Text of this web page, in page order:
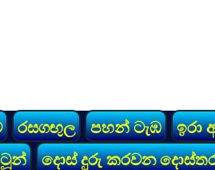
රසගඟුල පහන් ටැඹ
ඉරා
දොස් දුරු කරවන